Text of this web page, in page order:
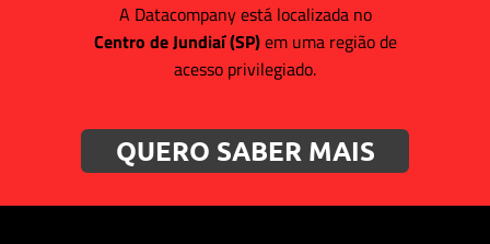
A Datacompany está localizada no
Centro de Jundiaí (SP)em uma região de
acesso privilegiado.
QUERO SABER MAIS